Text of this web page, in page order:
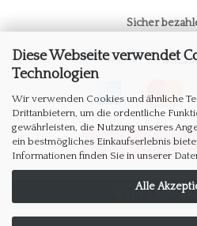
Diese Webseite verwendet
Technologien
Wir verwenden Cookies und ähnliche
Drittanbietern, um die ordentliche
gewährleisten, die Nutzung unseres
ein bestmögliches Einkaufserlebnis
Informationen finden Sie in unserer
Alle
Sicher
WIDERRUF